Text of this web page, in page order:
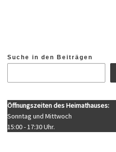
Suche in den Beiträgen
Öffnungszeiten des Heimathauses:
Sonntag und Mittwoch
15:00 - 17:30 Uhr.